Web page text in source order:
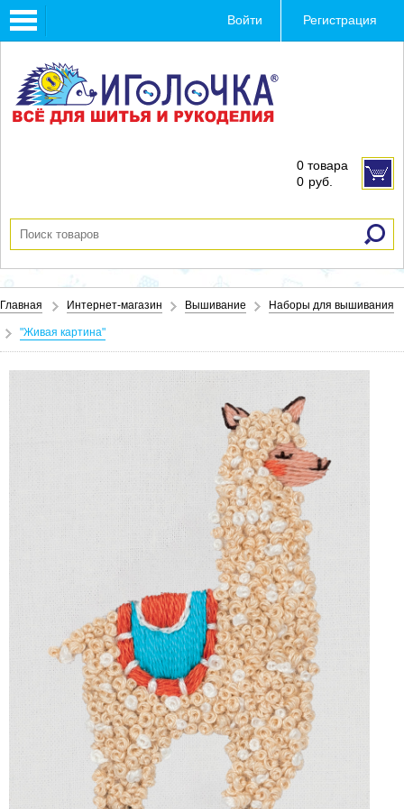
Toggle
navigation
Войти Регистрация
0 товара
0 руб.
Главная Интернет-магазин Вышивание Наборы для вышивания
"Живая картина"